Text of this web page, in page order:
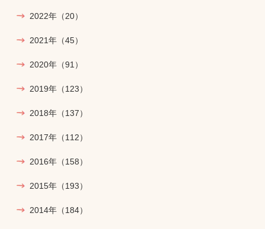
2022年 （20）
2021年 （45）
2020年 （91）
2019年 （123）
2018年 （137）
2017年 （112）
2016年 （158）
2015年 （193）
2014年 （184）